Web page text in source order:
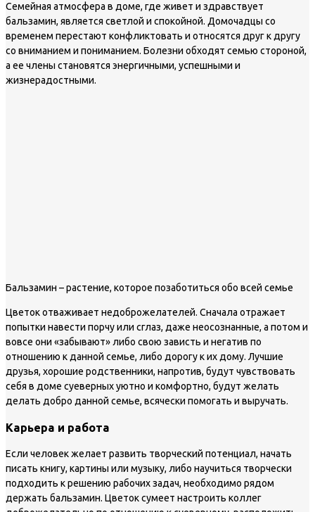
Семейная атмосфера в доме, где живет и здравствует
бальзамин, является светлой и спокойной. Домочадцы со
временем перестают конфликтовать и относятся друг к другу
со вниманием и пониманием. Болезни обходят семью стороной,
а ее члены становятся энергичными, успешными и
жизнерадостными.
Бальзамин – растение, которое позаботиться обо всей семье
Цветок отваживает недоброжелателей. Сначала отражает
попытки навести порчу или сглаз, даже неосознанные, а потом и
вовсе они «забывают» либо свою зависть и негатив по
отношению к данной семье, либо дорогу к их дому. Лучшие
друзья, хорошие родственники, напротив, будут чувствовать
себя в доме суеверных уютно и комфортно, будут желать
делать добро данной семье, всячески помогать и выручать.
Карьера и работа
Если человек желает развить творческий потенциал, начать
писать книгу, картины или музыку, либо научиться творчески
подходить к решению рабочих задач, необходимо рядом
держать бальзамин. Цветок сумеет настроить коллег